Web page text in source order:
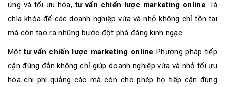
ứng và tối ưu hóa,tư vấn chiến lược marketing onlinelà
chìa khóa để các doanh nghiệp vừa và nhỏ không chỉ tồn tại
mà còn tạo ra những bước đột phá đáng kinh ngạc.
Mộttư vấn chiến lược marketing onlinePhương pháp tiếp
cận đúng đắn không chỉ giúp doanh nghiệp vừa và nhỏ tối ưu
hóa chi phí quảng cáo mà còn cho phép họ tiếp cận đúng